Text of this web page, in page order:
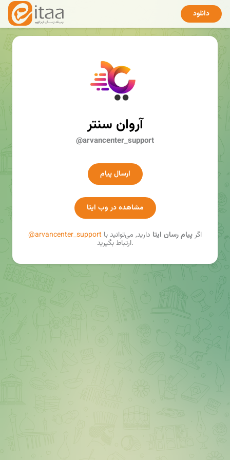
دانلود
آروان سنتر
@arvancenter_support
ارسال پیام
مشاهده در وب ایتا
اگرپیام رسان ایتا دارید, می‌توانید با @arvancenter_support
ارتباط بگیرید.